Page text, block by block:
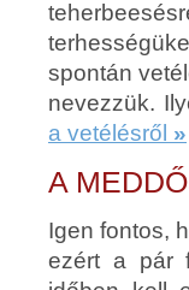
spontán
nevezzük.
a vetélésről »
A
Igen fontos,
ezért a pár